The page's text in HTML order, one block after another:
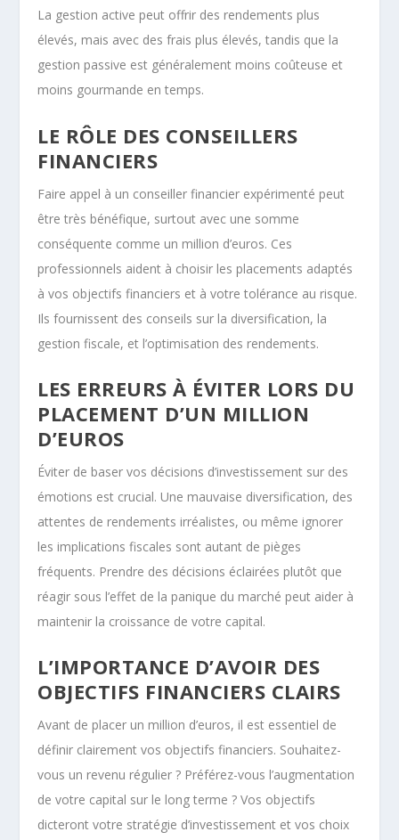
La gestion active peut offrir des rendements plus
élevés, mais avec des frais plus élevés, tandis que la
gestion passive est généralement moins coûteuse et
moins gourmande en temps.
LE RÔLE DES CONSEILLERS
FINANCIERS
Faire appel à un conseiller financier expérimenté peut
être très bénéfique, surtout avec une somme
conséquente comme un million d’euros. Ces
professionnels aident à choisir les placements adaptés
à vos objectifs financiers et à votre tolérance au risque.
Ils fournissent des conseils sur la diversification, la
gestion fiscale, et l’optimisation des rendements.
LES ERREURS À ÉVITER LORS DU
PLACEMENT D’UN MILLION
D’EUROS
Éviter de baser vos décisions d’investissement sur des
émotions est crucial. Une mauvaise diversification, des
attentes de rendements irréalistes, ou même ignorer
les implications fiscales sont autant de pièges
fréquents. Prendre des décisions éclairées plutôt que
réagir sous l’effet de la panique du marché peut aider à
maintenir la croissance de votre capital.
L’IMPORTANCE D’AVOIR DES
OBJECTIFS FINANCIERS CLAIRS
Avant de placer un million d’euros, il est essentiel de
définir clairement vos objectifs financiers. Souhaitez-
vous un revenu régulier ? Préférez-vous l’augmentation
de votre capital sur le long terme ? Vos objectifs
dicteront votre stratégie d’investissement et vos choix